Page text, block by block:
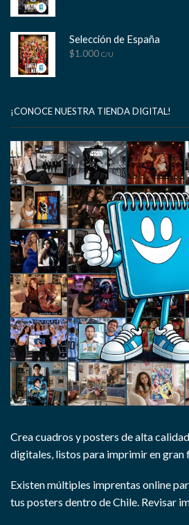
Selección de España
$1.000 C/U
¡CONOCE NUESTRA TIENDA DIGITAL!
Crea cuadros y posters de alta
digitales, listos para imprimir en gran
Existen múltiples imprentas online
tus posters dentro de Chile. Revisar